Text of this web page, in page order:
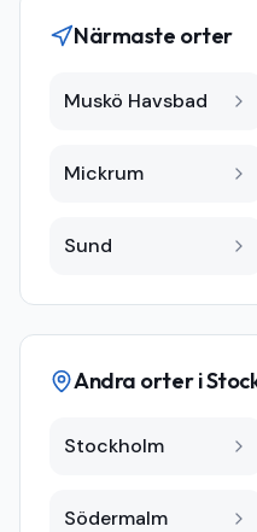
Närmaste orter
Muskö Havsbad
Mickrum
Sund
Andra orter i
Stockholm
Södermalm